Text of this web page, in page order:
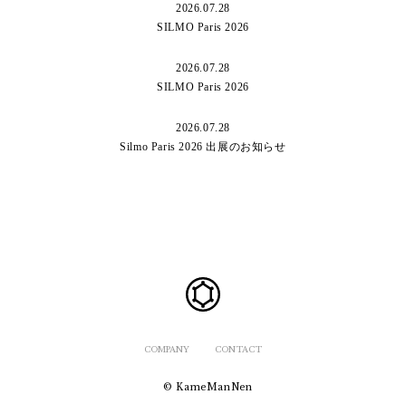
2026.07.28
SILMO Paris 2026
2026.07.28
SILMO Paris 2026
2026.07.28
Silmo Paris 2026 出展のお知らせ
COMPANY CONTACT
© KameManNen